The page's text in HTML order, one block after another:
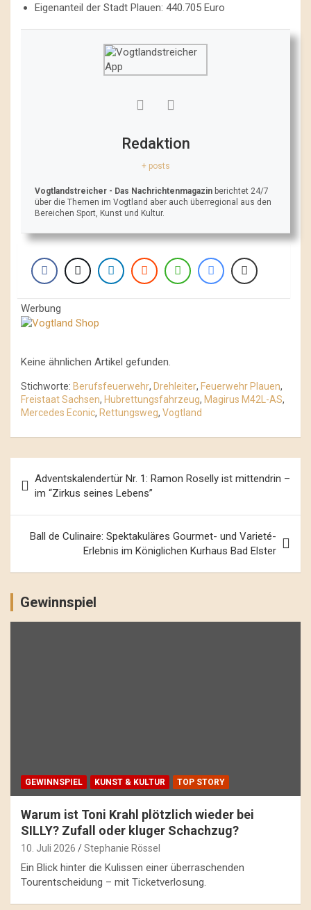
Eigenanteil der Stadt Plauen: 440.705 Euro
Redaktion
+ posts
Vogtlandstreicher - Das Nachrichtenmagazin berichtet 24/7
über die Themen im Vogtland aber auch überregional aus den
Bereichen Sport, Kunst und Kultur.
Werbung
Keine ähnlichen Artikel gefunden.
Stichworte: Berufsfeuerwehr, Drehleiter, Feuerwehr Plauen,
Freistaat Sachsen, Hubrettungsfahrzeug, Magirus M42L-AS,
Mercedes Econic, Rettungsweg, Vogtland
Navigation
Adventskalendertür Nr. 1: Ramon Roselly ist mittendrin –
im “Zirkus seines Lebens”
Ball de Culinaire: Spektakuläres Gourmet- und Varieté-
Erlebnis im Königlichen Kurhaus Bad Elster
Gewinnspiel
GEWINNSPIEL KUNST & KULTUR TOP STORY
Warum ist Toni Krahl plötzlich wieder bei
SILLY? Zufall oder kluger Schachzug?
10. Juli 2026 Stephanie Rössel
Ein Blick hinter die Kulissen einer überraschenden
Tourentscheidung – mit Ticketverlosung.